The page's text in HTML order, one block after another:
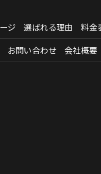
ジ 選ばれる理由 料金
お問い合わせ 会社概要